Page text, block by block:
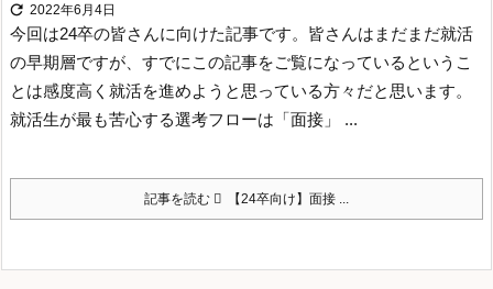
 2022年6月4日
今回は24卒の皆さんに向けた記事です。 皆さんはまだまだ就活
の早期層ですが、すでにこの記事をご覧になっているというこ
とは感度高く就活を進めようと思っている方々だと思います。
就活生が最も苦心する選考フローは「面接」 ...
記事を読む 【24卒向け】面接 ...